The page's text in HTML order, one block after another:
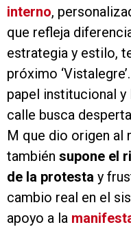
interno,
que refleja
estrategia y estilo,
próximo
papel institucional
calle busca
M que dio origen al
también supone el
de la protesta y
cambio real en el
apoyo a la